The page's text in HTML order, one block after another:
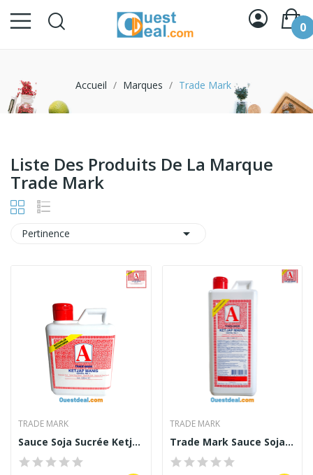
0
Accueil Marques Trade Mark
Liste Des Produits De La Marque
Trade Mark
Pertinence 
TRADE MARK
Sauce Soja Sucrée Ketjap Manis 500 ml de Trade...
TRADE MARK
Trade Mark Sauce Soja Sucrée Ketjap Manis 1L